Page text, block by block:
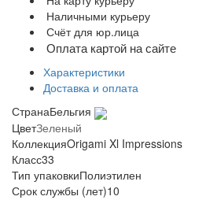
Наличными курьеру
Счёт для юр.лица
Оплата картой на сайте
Характеристики
Доставка и оплата
СтранаБельгия
ЦветЗеленый
КоллекцияOrigami Xl Impressions
Класс33
Тип упаковкиПолиэтилен
Срок службы (лет)10